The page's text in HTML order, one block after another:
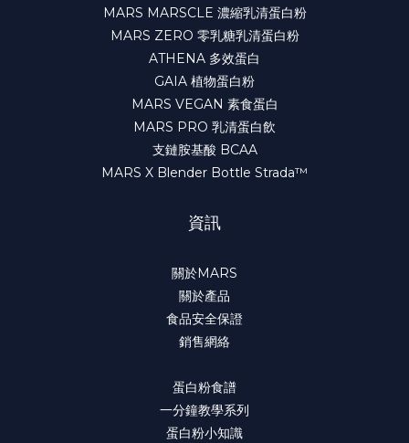
MARS MARSCLE 濃縮乳清蛋白粉
MARS ZERO 零乳糖乳清蛋白粉
ATHENA 多效蛋白
GAIA 植物蛋白粉
MARS VEGAN 素食蛋白
MARS PRO 乳清蛋白飲
支鏈胺基酸 BCAA
MARS X Blender Bottle Strada™
資訊
關於MARS
關於產品
食品安全保證
銷售網絡
蛋白粉食譜
一分鐘教學系列
蛋白粉小知識